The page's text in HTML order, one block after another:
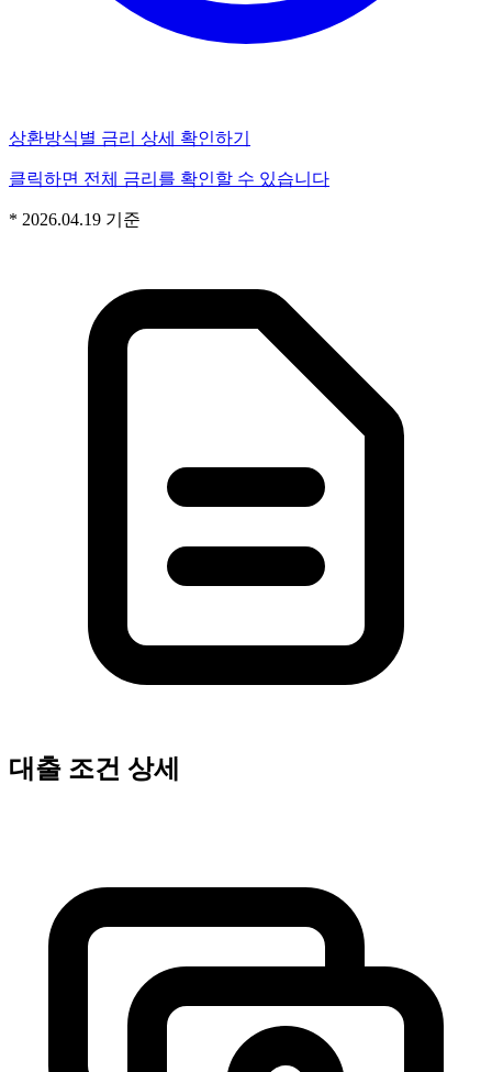
상환방식별 금리 상세 확인하기
클릭하면 전체 금리를 확인할 수 있습니다
* 2026.04.19 기준
대출 조건 상세